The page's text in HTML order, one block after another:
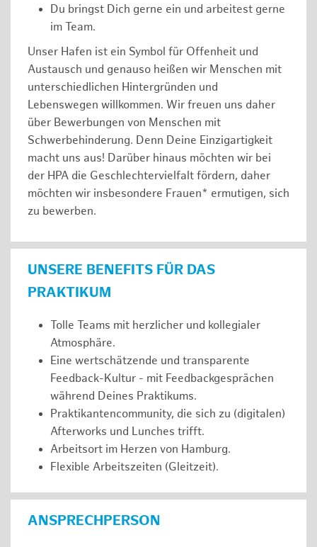
Du bringst Dich gerne ein und arbeitest gerne
im Team.
Unser Hafen ist ein Symbol für Offenheit und
Austausch und genauso heißen wir Menschen mit
unterschiedlichen Hintergründen und
Lebenswegen willkommen. Wir freuen uns daher
über Bewerbungen von Menschen mit
Schwerbehinderung. Denn Deine Einzigartigkeit
macht uns aus! Darüber hinaus möchten wir bei
der HPA die Geschlechtervielfalt fördern, daher
möchten wir insbesondere Frauen* ermutigen, sich
zu bewerben.
UNSERE BENEFITS FÜR DAS
PRAKTIKUM
Tolle Teams mit herzlicher und kollegialer
Atmosphäre.
Eine wertschätzende und transparente
Feedback-Kultur - mit Feedbackgesprächen
während Deines Praktikums.
Praktikantencommunity, die sich zu (digitalen)
Afterworks und Lunches trifft.
Arbeitsort im Herzen von Hamburg.
Flexible Arbeitszeiten (Gleitzeit).
ANSPRECHPERSON